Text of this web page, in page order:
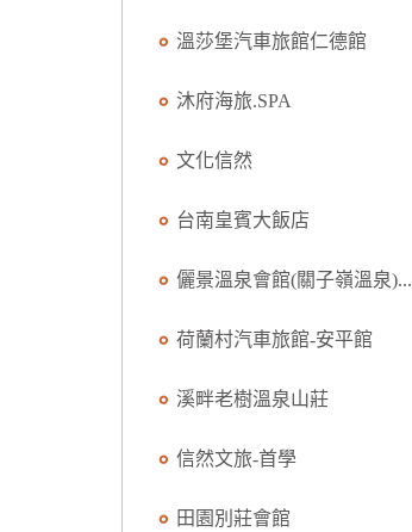
溫莎堡汽車旅館仁德館
沐府海旅.SPA
文化信然
台南皇賓大飯店
儷景溫泉會館(關子嶺溫泉)...
荷蘭村汽車旅館-安平館
溪畔老樹溫泉山莊
信然文旅-首學
田園別莊會館